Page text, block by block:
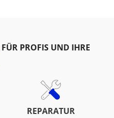
FÜR PROFIS UND IHRE
REPARATUR